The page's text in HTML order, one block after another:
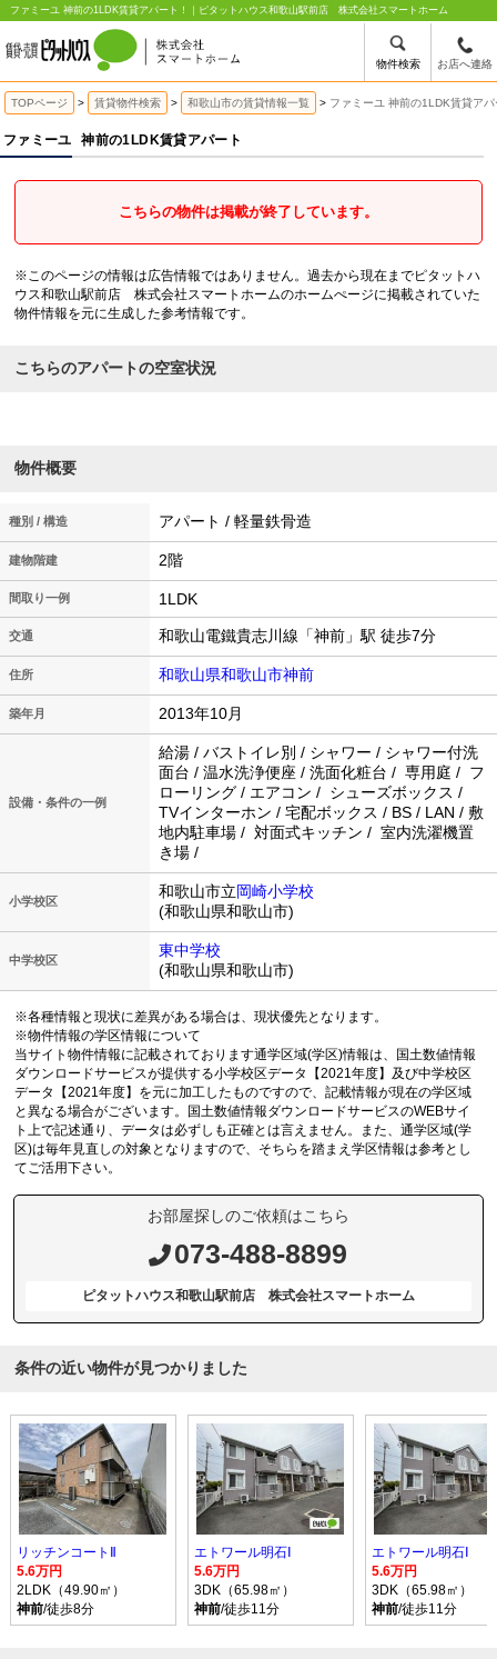
物件検索 お店へ連絡
ファミーユ 神前の1LDK賃貸アパート！｜ピタットハウス和歌山駅前店 株式会社スマートホーム
TOPページ 賃貸物件検索 和歌山市の賃貸情報一覧 ファミーユ 神前の1LDK賃貸ア
ファミーユ 神前の1LDK賃貸アパート
こちらの物件は掲載が終了しています。
※このページの情報は広告情報ではありません。過去から現在までピタットハ
ウス和歌山駅前店 株式会社スマートホームのホームぺージに掲載されていた
物件情報を元に生成した参考情報です。
こちらのアパートの空室状況
物件概要
種別 / 構造 アパート / 軽量鉄骨造
建物階建 2階
間取り一例 1LDK
交通 和歌山電鐵貴志川線「神前」駅 徒歩7分
住所 和歌山県和歌山市神前
築年月 2013年10月
設備・条件の一例
給湯 / バストイレ別 / シャワー / シャワー付洗
面台 / 温水洗浄便座 / 洗面化粧台 / 専用庭 / フ
ローリング / エアコン / シューズボックス /
TVインターホン / 宅配ボックス / BS / LAN / 敷
地内駐車場 / 対面式キッチン / 室内洗濯機置
き場 /
小学校区
和歌山市立岡崎小学校
(和歌山県和歌山市)
中学校区
東中学校
(和歌山県和歌山市)
※各種情報と現状に差異がある場合は、現状優先となります。
※物件情報の学区情報について
当サイト物件情報に記載されております通学区域(学区)情報は、国土数値情報
ダウンロードサービスが提供する小学校区データ【2021年度】及び中学校区
データ【2021年度】を元に加工したものですので、記載情報が現在の学区域
と異なる場合がございます。国土数値情報ダウンロードサービスのWEBサイ
ト上で記述通り、データは必ずしも正確とは言えません。また、通学区域(学
区)は毎年見直しの対象となりますので、そちらを踏まえ学区情報は参考とし
てご活用下さい。
お部屋探しのご依頼はこちら
073-488-8899
ピタットハウス和歌山駅前店 株式会社スマートホーム
条件の近い物件が見つかりました
リッチンコートⅡ
5.6万円
2LDK（49.90㎡）
神前/徒歩8分
エトワール明石Ⅰ
5.6万円
3DK（65.98㎡）
神前/徒歩11分
エトワール明石Ⅰ
5.6万円
3DK（65.98㎡）
神前/徒歩11分